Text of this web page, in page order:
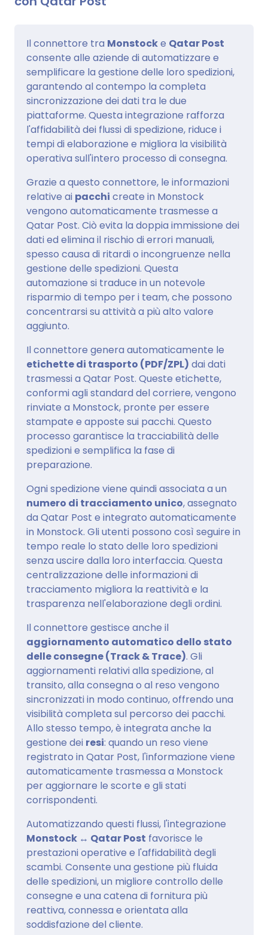
Il connettore tra Monstocke Qatar Post
consente alle aziende di automatizzare e
semplificare la gestione delle loro spedizioni,
garantendo al contempo la completa
sincronizzazione dei dati tra le due
piattaforme. Questa integrazione rafforza
l'affidabilità dei flussi di spedizione, riduce i
tempi di elaborazione e migliora la visibilità
operativa sull'intero processo di consegna.
Grazie a questo connettore, le informazioni
relative ai pacchi create in Monstock
vengono automaticamente trasmesse a
Qatar Post. Ciò evita la doppia immissione dei
dati ed elimina il rischio di errori manuali,
spesso causa di ritardi o incongruenze nella
gestione delle spedizioni. Questa
automazione si traduce in un notevole
risparmio di tempo per i team, che possono
concentrarsi su attività a più alto valore
aggiunto.
Il connettore genera automaticamente le
etichette di trasporto (PDF/ZPL) dai dati
trasmessi a Qatar Post. Queste etichette,
conformi agli standard del corriere, vengono
rinviate a Monstock, pronte per essere
stampate e apposte sui pacchi. Questo
processo garantisce la tracciabilità delle
spedizioni e semplifica la fase di
preparazione.
Ogni spedizione viene quindi associata a un
numero di tracciamento unico, assegnato
da Qatar Post e integrato automaticamente
in Monstock. Gli utenti possono così seguire in
tempo reale lo stato delle loro spedizioni
senza uscire dalla loro interfaccia. Questa
centralizzazione delle informazioni di
tracciamento migliora la reattività e la
trasparenza nell'elaborazione degli ordini.
Il connettore gestisce anche il
aggiornamento automatico dello stato
delle consegne (Track & Trace). Gli
aggiornamenti relativi alla spedizione, al
transito, alla consegna o al reso vengono
sincronizzati in modo continuo, offrendo una
visibilità completa sul percorso dei pacchi.
Allo stesso tempo, è integrata anche la
gestione dei resi: quando un reso viene
registrato in Qatar Post, l'informazione viene
automaticamente trasmessa a Monstock
per aggiornare le scorte e gli stati
corrispondenti.
Automatizzando questi flussi, l'integrazione
Monstock ↔ Qatar Post favorisce le
prestazioni operative e l'affidabilità degli
scambi. Consente una gestione più fluida
delle spedizioni, un migliore controllo delle
consegne e una catena di fornitura più
reattiva, connessa e orientata alla
soddisfazione del cliente.